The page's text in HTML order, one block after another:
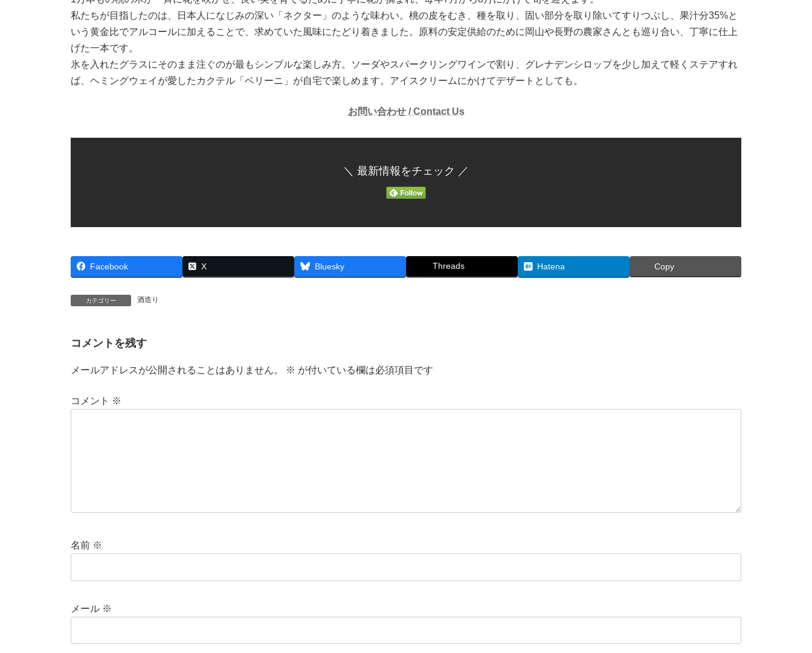
私たちが目指したのは、日本人になじみの深い「ネクター」のような味わい。桃の皮をむき、種を取り、固い部分を取り除いてすりつぶし、果汁分35%と
いう黄金比でアルコールに加えることで、求めていた風味にたどり着きました。原料の安定供給のために岡山や長野の農家さんとも巡り合い、丁寧に仕上
げた一本です。
氷を入れたグラスにそのまま注ぐのが最もシンプルな楽しみ方。ソーダやスパークリングワインで割り、グレナデンシロップを少し加えて軽くステアすれ
ば、ヘミングウェイが愛したカクテル「ベリーニ」が自宅で楽しめます。アイスクリームにかけてデザートとしても。
お問い合わせ / Contact Us
＼ 最新情報をチェック ／
Facebook X Bluesky Threads Hatena Copy
カテゴリー 酒造り
コメントを残す
メールアドレスが公開されることはありません。 ※ が付いている欄は必須項目です
コメント ※
名前 ※
メール ※